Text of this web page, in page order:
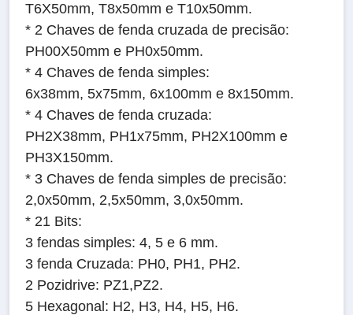
T6X50mm, T8x50mm e T10x50mm.
* 2 Chaves de fenda cruzada de precisão:
PH00X50mm e PH0x50mm.
* 4 Chaves de fenda simples:
6x38mm, 5x75mm, 6x100mm e 8x150mm.
* 4 Chaves de fenda cruzada:
PH2X38mm, PH1x75mm, PH2X100mm e
PH3X150mm.
* 3 Chaves de fenda simples de precisão:
2,0x50mm, 2,5x50mm, 3,0x50mm.
* 21 Bits:
3 fendas simples: 4, 5 e 6 mm.
3 fenda Cruzada: PH0, PH1, PH2.
2 Pozidrive: PZ1,PZ2.
5 Hexagonal: H2, H3, H4, H5, H6.